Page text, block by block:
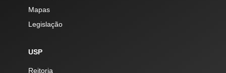
Mapas
Legislação
USP
Reitoria